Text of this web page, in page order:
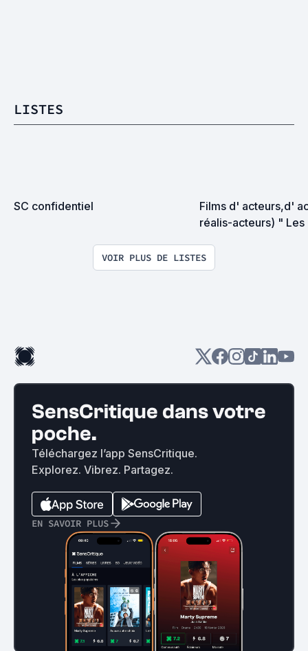
LISTES
SC confidentiel
Films d' acteurs,d'
réalis-acteurs) " Les
VOIR PLUS DE LISTES
SensCritique dans votre
poche.
Téléchargez l’app SensCritique.
Explorez. Vibrez. Partagez.
EN SAVOIR PLUS